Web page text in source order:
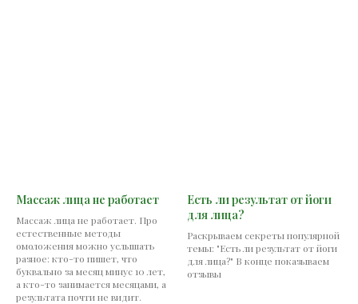
Массаж лица не работает
Массаж лица не работает. Про
естественные методы
омоложения можно услышать
разное: кто-то пишет, что
буквально за месяц минус 10 лет,
а кто-то занимается месяцами, а
результата почти не видит.
Есть ли результат от йоги
для лица?
Раскрываем секреты популярной
темы: "Есть ли результат от йоги
для лица?" В конце показываем
отзывы